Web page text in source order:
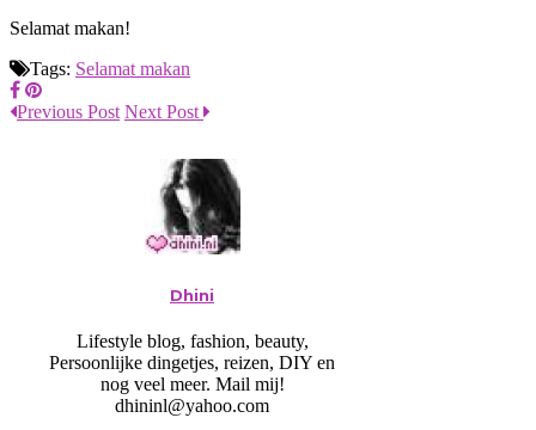
Selamat makan!
Tags: Selamat makan
Previous Post Next Post
Dhini
Lifestyle blog, fashion, beauty,
Persoonlijke dingetjes, reizen, DIY en
nog veel meer. Mail mij!
dhininl@yahoo.com